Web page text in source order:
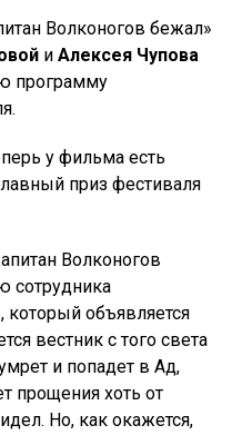
Волконогов бежал»
и Алексея Чупова
программу
у фильма есть
приз фестиваля
Волконогов
сотрудника
который объявляется
вестник с того света
и попадет в Ад,
прощения хоть от
Но, как окажется,